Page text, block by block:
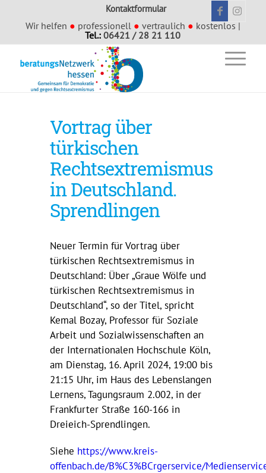
Kontaktformular
Wir helfen ● professionell ● vertraulich ● kostenlos |
Tel.:06421 / 28 21 110
Vortrag über
türkischen
Rechtsextremismus
in Deutschland.
Sprendlingen
Neuer Termin für Vortrag über
türkischen Rechtsextremismus in
Deutschland: Über „Graue Wölfe und
türkischen Rechtsextremismus in
Deutschland“, so der Titel, spricht
Kemal Bozay, Professor für Soziale
Arbeit und Sozialwissenschaften an
der Internationalen Hochschule Köln,
am Dienstag, 16. April 2024, 19:00 bis
21:15 Uhr, im Haus des Lebenslangen
Lernens, Tagungsraum 2.002, in der
Frankfurter Straße 160-166 in
Dreieich-Sprendlingen.
Siehe https://www.kreis-
offenbach.de/B%C3%BCrgerservice/